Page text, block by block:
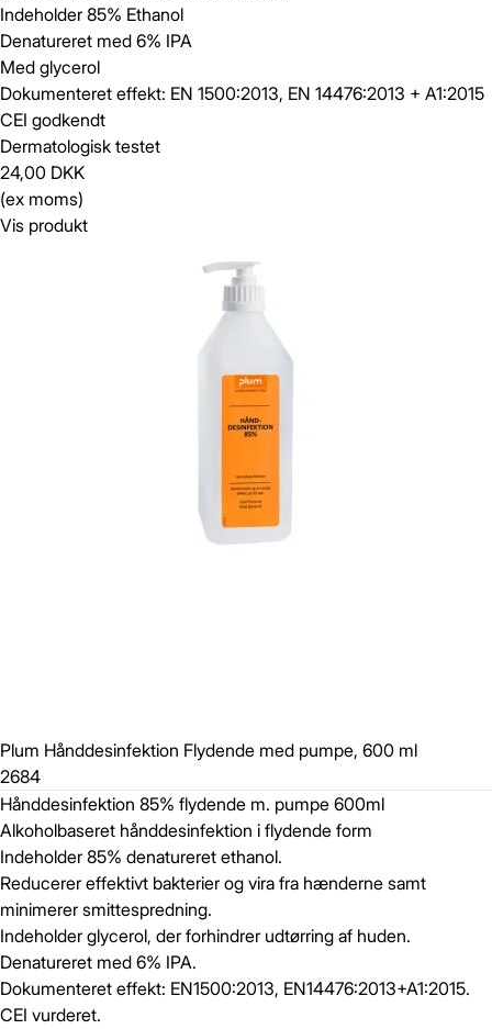
Indeholder 85% Ethanol
Denatureret med 6% IPA
Med glycerol
Dokumenteret effekt: EN 1500:2013, EN 14476:2013 + A1:2015
CEI godkendt
Dermatologisk testet
24,00 DKK
(ex moms)
Vis produkt
Plum Hånddesinfektion Flydende med pumpe, 600 ml
2684
Hånddesinfektion 85% flydende m. pumpe 600ml
Alkoholbaseret hånddesinfektion i flydende form
Indeholder 85% denatureret ethanol.
Reducerer effektivt bakterier og vira fra hænderne samt
minimerer smittespredning.
Indeholder glycerol, der forhindrer udtørring af huden.
Denatureret med 6% IPA.
Dokumenteret effekt: EN1500:2013, EN14476:2013+A1:2015.
CEI vurderet.